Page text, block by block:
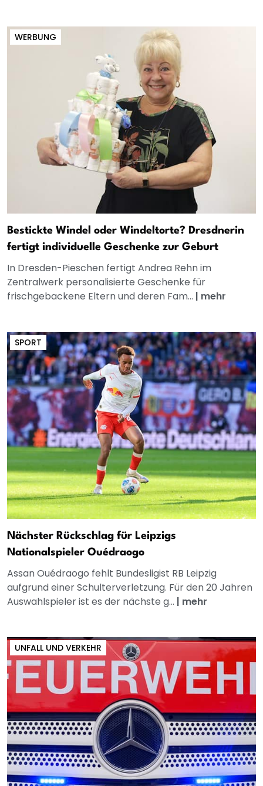
WERBUNG
Bestickte Windel oder Windeltorte? Dresdnerin
fertigt individuelle Geschenke zur Geburt
In Dresden-Pieschen fertigt Andrea Rehn im
Zentralwerk personalisierte Geschenke für
frischgebackene Eltern und deren Fam... | mehr
SPORT
Nächster Rückschlag für Leipzigs
Nationalspieler Ouédraogo
Assan Ouédraogo fehlt Bundesligist RB Leipzig
aufgrund einer Schulterverletzung. Für den 20 Jahren
Auswahlspieler ist es der nächste g... | mehr
UNFALL UND VERKEHR